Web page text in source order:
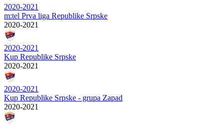
2020-2021
m:tel Prva liga Republike Srpske
2020-2021
2020-2021
Kup Republike Srpske
2020-2021
2020-2021
Kup Republike Srpske - grupa Zapad
2020-2021